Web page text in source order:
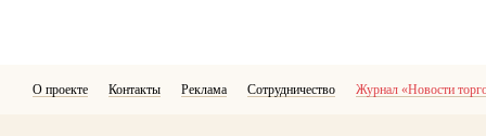
О проекте Контакты Реклама Сотрудничество Журнал «Новости